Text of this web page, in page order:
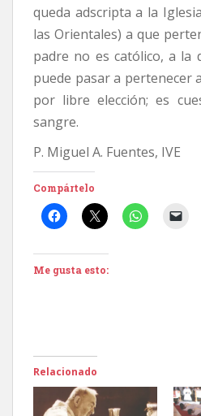
queda adscripta a la
las Orientales) a que
padre no es católico, a la
puede pasar a pertenecer
por libre elección; es
sangre.
P. Miguel A. Fuentes, IVE
Compártelo
Me gusta esto:
Relacionado